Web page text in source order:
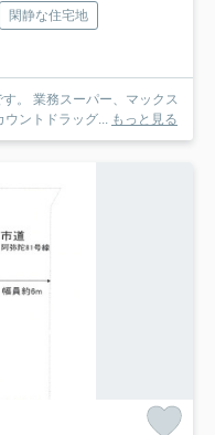
閑静な住宅地
。 業務スーパー、マックス
ウントドラッグ... もっと見る